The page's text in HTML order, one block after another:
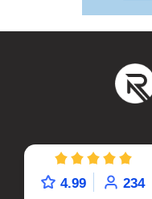
4.99 234